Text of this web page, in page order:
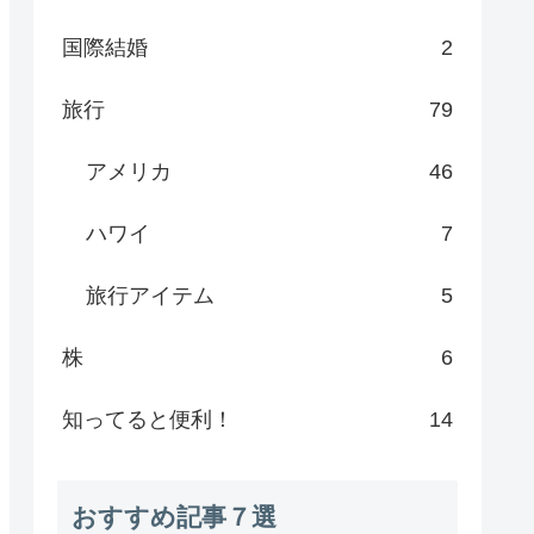
国際結婚 2
旅行 79
アメリカ 46
ハワイ 7
旅行アイテム 5
株 6
知ってると便利！ 14
おすすめ記事７選